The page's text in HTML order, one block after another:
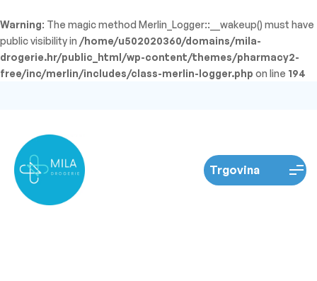
Warning: The magic method Merlin_Logger::__wakeup() must have
public visibility in /home/u502020360/domains/mila-
drogerie.hr/public_html/wp-content/themes/pharmacy2-
free/inc/merlin/includes/class-merlin-logger.php on line 194